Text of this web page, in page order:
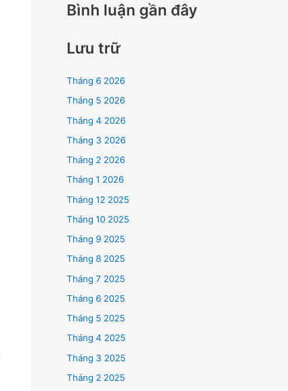
Bình luận gần đây
Lưu trữ
Tháng 6 2026
Tháng 5 2026
Tháng 4 2026
Tháng 3 2026
Tháng 2 2026
Tháng 1 2026
Tháng 12 2025
Tháng 10 2025
Tháng 9 2025
Tháng 8 2025
Tháng 7 2025
Tháng 6 2025
Tháng 5 2025
Tháng 4 2025
Tháng 3 2025
Tháng 2 2025